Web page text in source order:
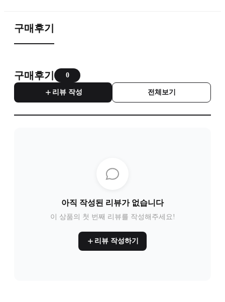
구매후기
구매후기 0
리뷰 작성 전체보기
아직 작성된 리뷰가 없습니다
이 상품의 첫 번째 리뷰를 작성해주세요!
리뷰 작성하기